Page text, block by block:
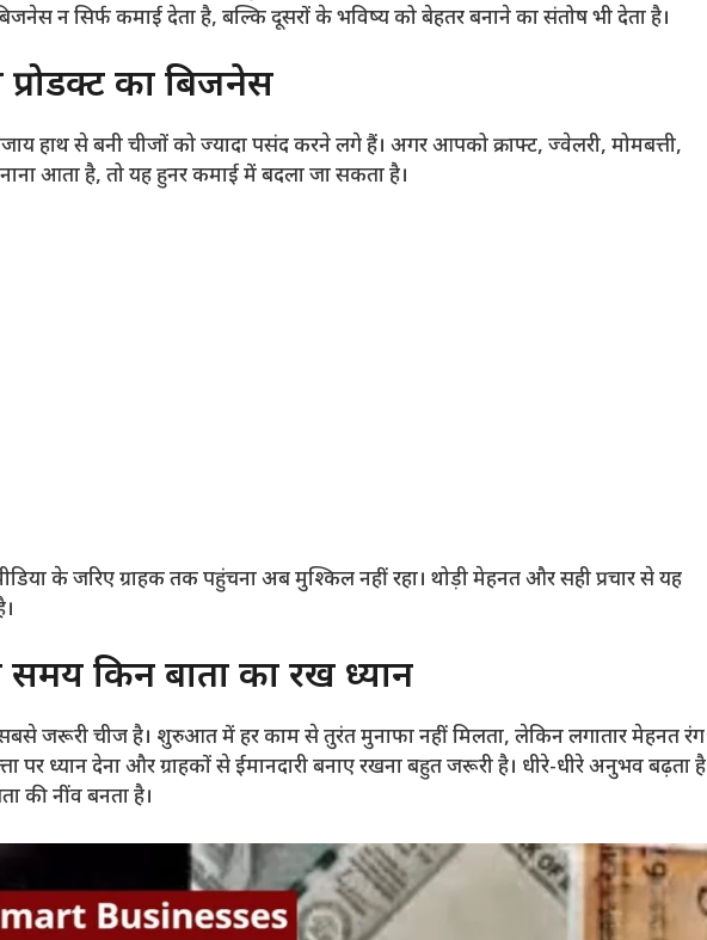
न सिर्फ कमाई देता है, बल्कि दूसरों के भविष्य को बेहतर बनाने का संतोष भी देता है।
का बिजनेस
हाथ से बनी चीजों को ज्यादा पसंद करने लगे हैं। अगर आपको क्राफ्ट, ज्वेलरी, मोमबत्ती,
आता है, तो यह हुनर कमाई में बदला जा सकता है।
के जरिए ग्राहक तक पहुंचना अब मुश्किल नहीं रहा। थोड़ी मेहनत और सही प्रचार से यह
किन बातों का रखें ध्यान
जरूरी चीज है। शुरुआत में हर काम से तुरंत मुनाफा नहीं मिलता, लेकिन लगातार मेहनत रंग
पर ध्यान देना और ग्राहकों से ईमानदारी बनाए रखना बहुत जरूरी है। धीरे-धीरे अनुभव बढ़ता है
नींव बनता है।